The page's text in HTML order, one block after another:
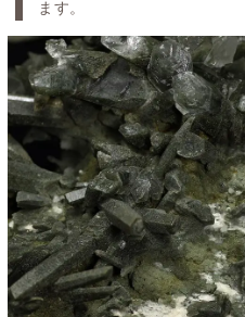
ます。